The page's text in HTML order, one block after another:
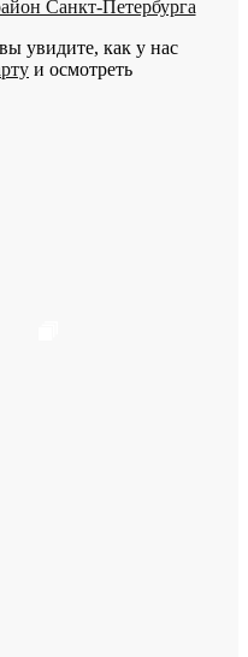
увидите, как у нас
и осмотреть